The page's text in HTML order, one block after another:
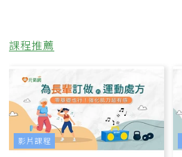
課程推薦
影片課程